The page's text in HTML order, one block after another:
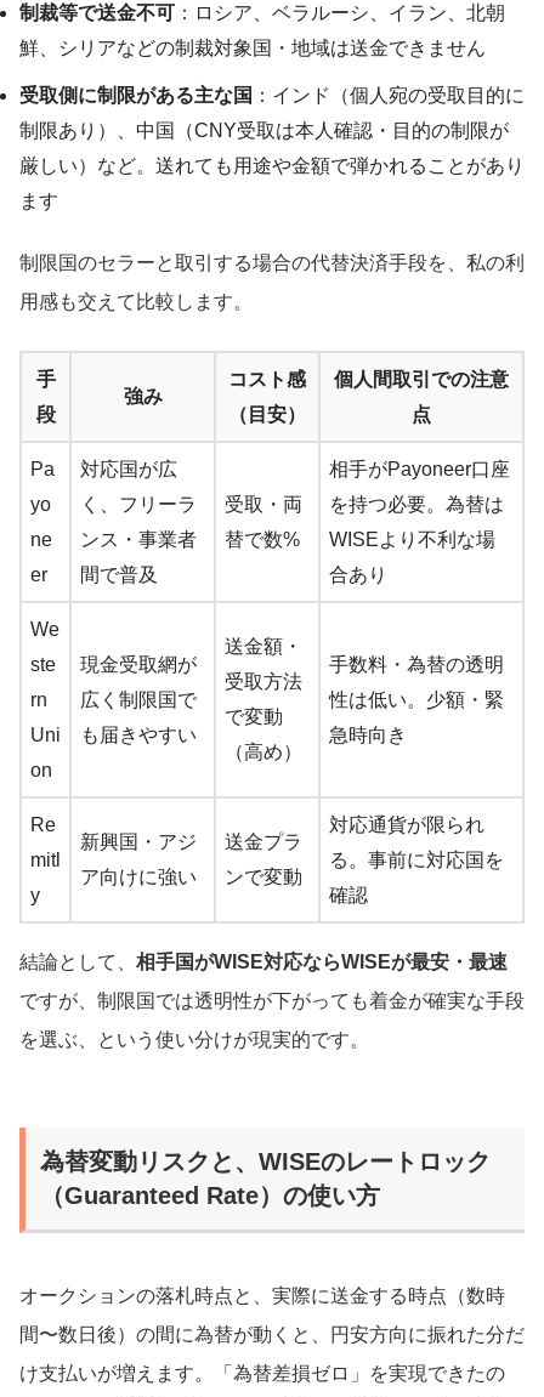
制裁等で送金不可 ：ロシア、ベラルーシ、イラン、北朝
鮮、シリアなどの制裁対象国・地域は送金できません
受取側に制限がある主な国 ：インド（個人宛の受取目的に
制限あり）、中国（CNY受取は本人確認・目的の制限が
厳しい）など。送れても用途や金額で弾かれることがあり
ます
制限国のセラーと取引する場合の代替決済手段を、私の利
用感も交えて比較します。
手
段
強み
コスト感
（目安）
個人間取引での注意
点
Pa
yo
ne
er
対応国が広
く、フリーラ
ンス・事業者
間で普及
受取・両
替で数%
相手がPayoneer口座
を持つ必要。為替は
WISEより不利な場
合あり
We
ste
rn
Uni
on
現金受取網が
広く制限国で
も届きやすい
送金額・
受取方法
で変動
（高め）
手数料・為替の透明
性は低い。少額・緊
急時向き
Re
mitl
y
新興国・アジ
ア向けに強い
送金プラ
ンで変動
対応通貨が限られ
る。事前に対応国を
確認
結論として、 相手国がWISE対応ならWISEが最安・最速
ですが、制限国では透明性が下がっても着金が確実な手段
を選ぶ、という使い分けが現実的です。
為替変動リスクと、WISEのレートロック
（Guaranteed Rate）の使い方
オークションの落札時点と、実際に送金する時点（数時
間〜数日後）の間に為替が動くと、円安方向に振れた分だ
け支払いが増えます。「為替差損ゼロ」を実現できたの